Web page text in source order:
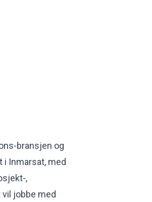
bransjen og
i Inmarsat, med
,
jobbe med